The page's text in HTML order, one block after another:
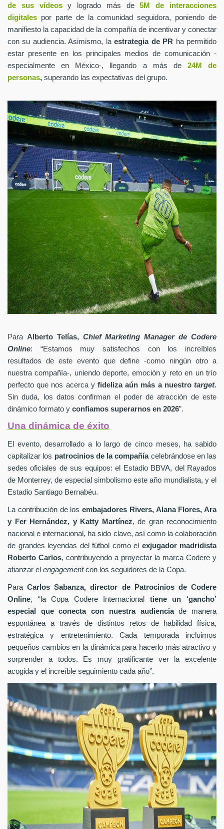
de sus vídeosy logrado más de5M de interacciones
digitales por parte de la comunidad seguidora, poniendo de
manifiesto la capacidad de la compañía de incentivar y conectar
con su audiencia. Asimismo, laestrategia de PR ha permitido
estar presente en los principales medios de comunicación -
especialmente en México-, llegando a más de 24M de
personas, superando las expectativas del grupo.
Para Alberto Telías, Chief Marketing Manager de Codere
Online: “Estamos muy satisfechos con los increíbles
resultados de este evento que define -como ningún otro a
nuestra compañía-, uniendo deporte, emoción y reto en un trío
perfecto que nos acerca y fideliza aún más a nuestro target.
Sin duda, los datos confirman el poder de atracción de este
dinámico formato y confiamos superarnos en 2026”.
Una dinámica de éxito
El evento, desarrollado a lo largo de cinco meses, ha sabido
capitalizar los patrocinios de la compañíacelebrándose en las
sedes oficiales de sus equipos: el Estadio BBVA, del Rayados
de Monterrey, de especial simbolismo este año mundialista, y el
Estadio Santiago Bernabéu.
La contribución de los embajadores Rivers, Alana Flores, Ara
y Fer Hernández, y Katty Martínez, de gran reconocimiento
nacional e internacional, ha sido clave, así como la colaboración
de grandes leyendas del fútbol como el exjugador madridista
Roberto Carlos, contribuyendo a proyectar la marca Codere y
afianzar el engagementcon los seguidores de la Copa.
ParaCarlos Sabanza, director de Patrocinios de Codere
Online, “la Copa Codere Internacional tiene un ‘gancho’
especial que conecta con nuestra audienciade manera
espontánea a través de distintos retos de habilidad física,
estratégica y entretenimiento. Cada temporada incluimos
pequeños cambios en la dinámica para hacerlo más atractivo y
sorprender a todos. Es muy gratificante ver la excelente
acogida y el increíble seguimiento cada año”.